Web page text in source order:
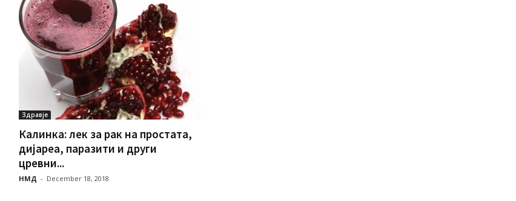
Здравје
Калинка: лек за рак на простата,
дијареа, паразити и други
цревни...
НМД - December 18, 2018